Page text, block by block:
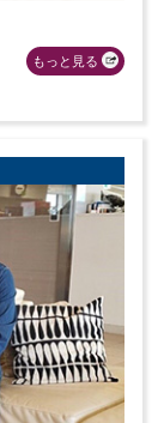
もっと見る